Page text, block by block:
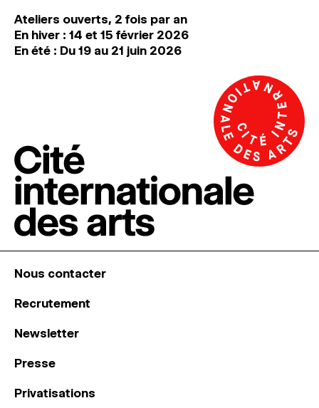
Ateliers ouverts, 2 fois par an
En hiver : 14 et 15 février 2026
En été : Du 19 au 21 juin 2026
Nous contacter
Recrutement
Newsletter
Presse
Privatisations